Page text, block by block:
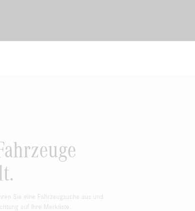
Sie eine Fahrzeugsuche aus und
auf Ihre Merkliste.